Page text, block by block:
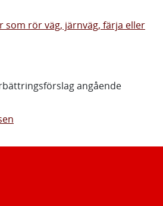
som rör väg, järnväg, färja eller
angående